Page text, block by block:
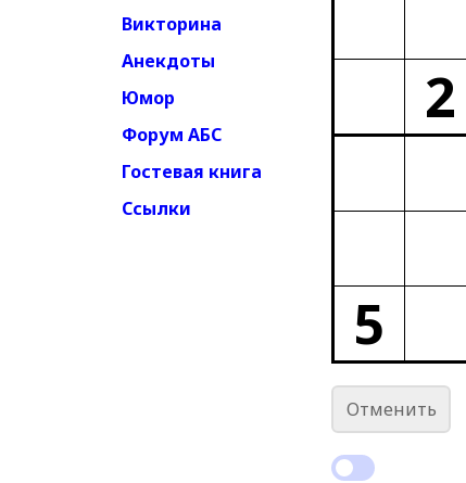
Викторина
Анекдоты
Юмор
Форум АБС
Гостевая книга
Ссылки
2
5
Отменить